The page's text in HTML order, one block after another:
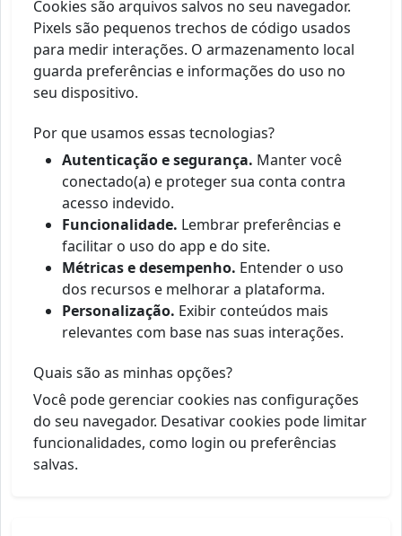
Cookies são arquivos salvos no seu navegador.
Pixels são pequenos trechos de código usados
para medir interações. O armazenamento local
guarda preferências e informações do uso no
seu dispositivo.
Por que usamos essas tecnologias?
Autenticação e segurança. Manter você
conectado(a) e proteger sua conta contra
acesso indevido.
Funcionalidade. Lembrar preferências e
facilitar o uso do app e do site.
Métricas e desempenho. Entender o uso
dos recursos e melhorar a plataforma.
Personalização. Exibir conteúdos mais
relevantes com base nas suas interações.
Quais são as minhas opções?
Você pode gerenciar cookies nas configurações
do seu navegador. Desativar cookies pode limitar
funcionalidades, como login ou preferências
salvas.